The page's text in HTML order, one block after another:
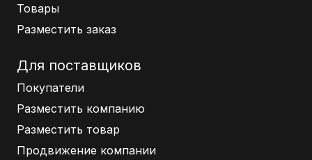
Товары
Разместить заказ
Для поставщиков
Покупатели
Разместить компанию
Разместить товар
Продвижение компании